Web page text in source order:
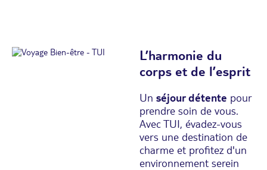
L’harmonie du
corps et de l’esprit
Un séjour détente pour
prendre soin de vous.
Avec TUI, évadez-vous
vers une destination de
charme et profitez d'un
environnement serein